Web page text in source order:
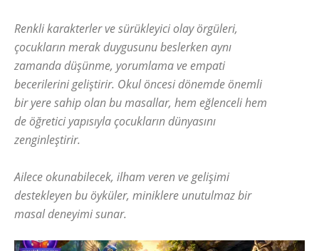
Renkli karakterler ve sürükleyici olay örgüleri,
çocukların merak duygusunu beslerken aynı
zamanda düşünme, yorumlama ve empati
becerilerini geliştirir. Okul öncesi dönemde önemli
bir yere sahip olan bu masallar, hem eğlenceli hem
de öğretici yapısıyla çocukların dünyasını
zenginleştirir.
Ailece okunabilecek, ilham veren ve gelişimi
destekleyen bu öyküler, miniklere unutulmaz bir
masal deneyimi sunar.